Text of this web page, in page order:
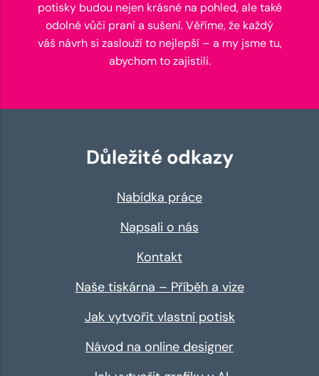
potisky budou nejen krásné na pohled, ale také
odolné vůči praní a sušení. Věříme, že každý
váš návrh si zaslouží to nejlepší – a my jsme tu,
abychom to zajistili.
Důležité odkazy
Nabídka práce
Napsali o nás
Kontakt
Naše tiskárna – Příběh a vize
Jak vytvořit vlastní potisk
Návod na online designer